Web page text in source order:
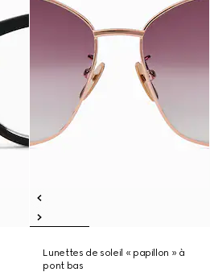
Lunettes de soleil « papillon » à
pont bas